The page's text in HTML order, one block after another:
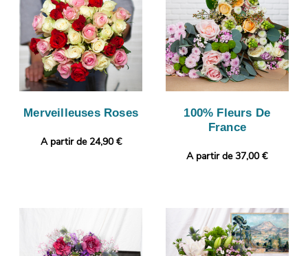
Merveilleuses Roses
A partir de 24,90 €
100% Fleurs De
France
A partir de 37,00 €